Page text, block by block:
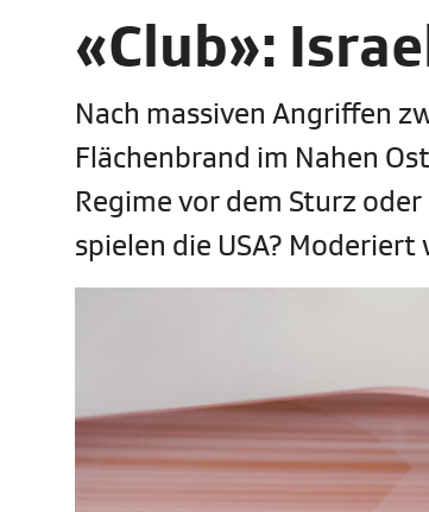
«Club»:
Nach massiven Angriffen
Flächenbrand im Nahen
Regime vor dem Sturz
spielen die USA?